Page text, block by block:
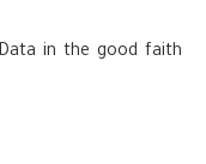
in the good faith